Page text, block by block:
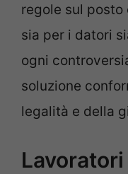
regole sul
sia per i datori
ogni
soluzione
legalità e della